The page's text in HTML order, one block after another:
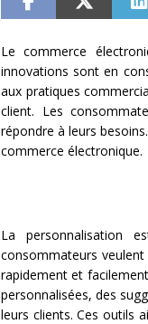
Le commerce
innovations sont en
aux pratiques
client. Les
répondre à leurs
commerce électronique.
La personnalisation
consommateurs
rapidement et
personnalisées, des
leurs clients. Ces outils